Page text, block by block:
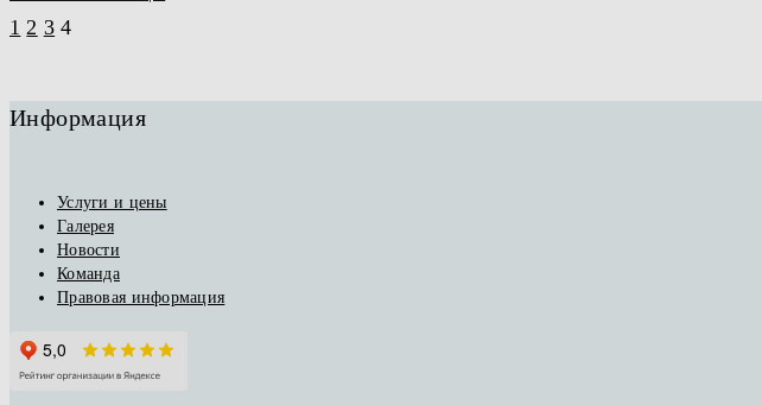
1 2 3 4
Информация
Услуги и цены
Галерея
Новости
Команда
Правовая информация